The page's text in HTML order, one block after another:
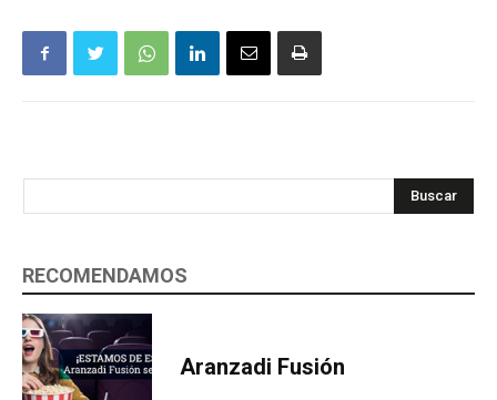
Buscar
RECOMENDAMOS
Aranzadi Fusión